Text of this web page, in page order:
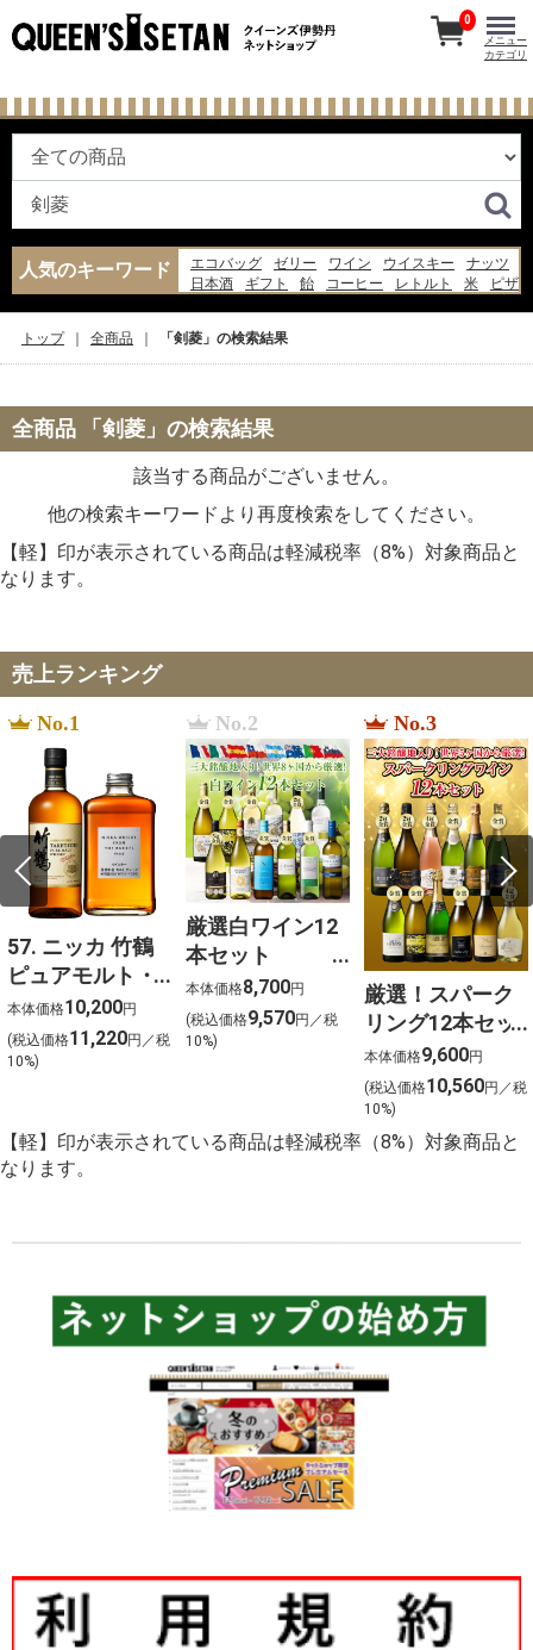
人気のキーワード エコバッグ ゼリー ワイン ウイスキー
ナッツ
日本酒
ギフト 飴 コーヒー レトルト 米
ピザ
0
メニュー
カテゴリ
トップ 全商品 「剣菱」の検索結果
全商品 「剣菱」の検索結果
該当する商品がございません。
他の検索キーワードより再度検索をしてください。
【軽】印が表示されている商品は軽減税率（8%）対象商品と
なります。
売上ランキング
No.1
57. ニッカ 竹鶴
ピュアモルト・
フロムザバレル
ウイスキー2本セ
ット【北海道ご
本体価格10,200円
(税込価格11,220円／税
10%)
No.2
厳選白ワイン12
本セット
750ml×12
本体価格8,700円
(税込価格9,570円／税
10%)
No.3
厳選！スパーク
リング12本セッ
ト 金賞受賞ワイ
ンを含む１２本
を選びました！
本体価格9,600円
(税込価格10,560円／税
10%)
【軽】印が表示されている商品は軽減税率（8%）対象商品と
なります。